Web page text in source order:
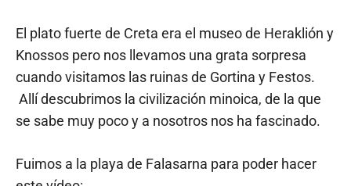
El plato fuerte de Creta era el museo de Heraklión y
Knossos pero nos llevamos una grata sorpresa
cuando visitamos las ruinas de Gortina y Festos.
Allí descubrimos la civilización minoica, de la que
se sabe muy poco y a nosotros nos ha fascinado.
Fuimos a la playa de Falasarna para poder hacer